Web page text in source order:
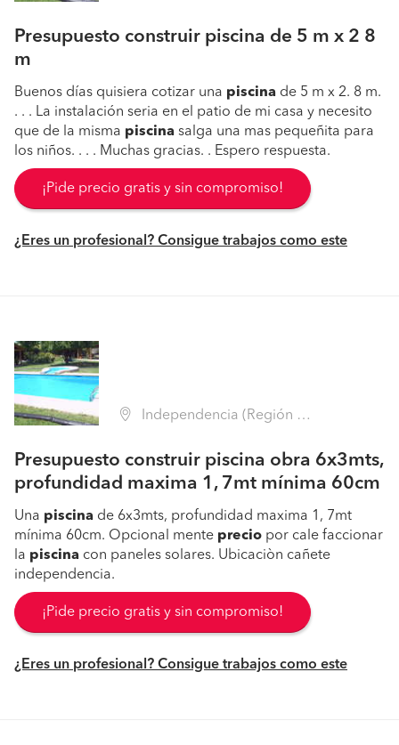
Presupuesto construir piscina de 5 m x 2 8
m
Buenos días quisiera cotizar una piscina de 5 m x 2. 8 m.
. . . La instalación seria en el patio de mi casa y necesito
que de la misma piscina salga una mas pequeñita para
los niños. . . . Muchas gracias. . Espero respuesta.
¡Pide precio gratis y sin compromiso!
¿Eres un profesional? Consigue trabajos como este
Independencia (Región Metropolitana - Santiago)
Presupuesto construir piscina obra 6x3mts,
profundidad maxima 1, 7mt mínima 60cm
Una piscina de 6x3mts, profundidad maxima 1, 7mt
mínima 60cm. Opcional mente precio por cale faccionar
la piscina con paneles solares. Ubicaciòn cañete
independencia.
¡Pide precio gratis y sin compromiso!
¿Eres un profesional? Consigue trabajos como este